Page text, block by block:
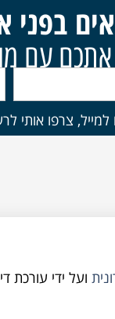
בפני
עם
למייל, צרפו אותי
ועל ידי עורכת